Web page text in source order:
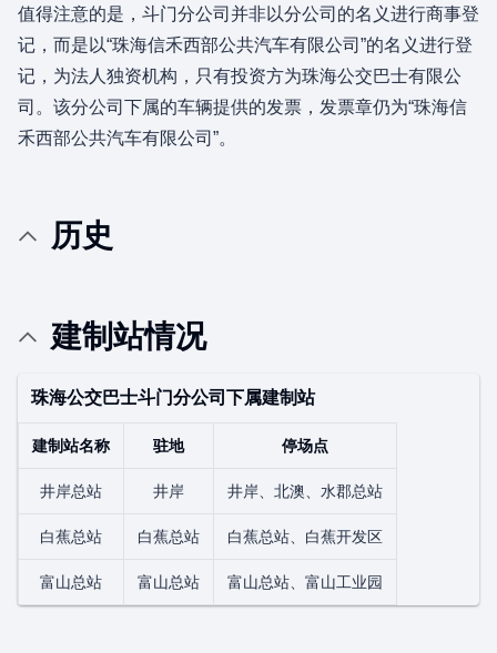
值得注意的是，斗门分公司并非以分公司的名义进行商事登
记，而是以“珠海信禾西部公共汽车有限公司”的名义进行登
记，为法人独资机构，只有投资方为珠海公交巴士有限公
司。该分公司下属的车辆提供的发票，发票章仍为“珠海信
禾西部公共汽车有限公司”。
历史
建制站情况
珠海公交巴士斗门分公司 下属建制站
建制站名称 驻地 停场点
井岸总站 井岸 井岸、北澳、水郡总站
白蕉总站 白蕉总站 白蕉总站、白蕉开发区
富山总站 富山总站 富山总站、富山工业园